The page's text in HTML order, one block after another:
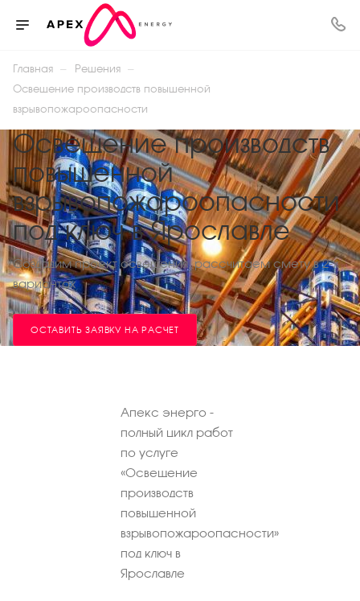
Главная — Решения —
Освещение производств повышенной
взрывопожароопасности
Освещение производств
повышенной
взрывопожароопасности
под ключ в Ярославле
Создадим проект освещения, рассчитаем смету в 2-х
вариантах
ОСТАВИТЬ ЗАЯВКУ НА РАСЧЕТ
Апекс энерго -
полный цикл работ
по услуге
«Освещение
производств
повышенной
взрывопожароопасности»
под ключ в
Ярославле